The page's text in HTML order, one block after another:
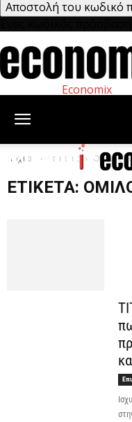
Economix
Αρχική Ετικέτες Όμιλος
ΕΤΙΚΈΤΑ: